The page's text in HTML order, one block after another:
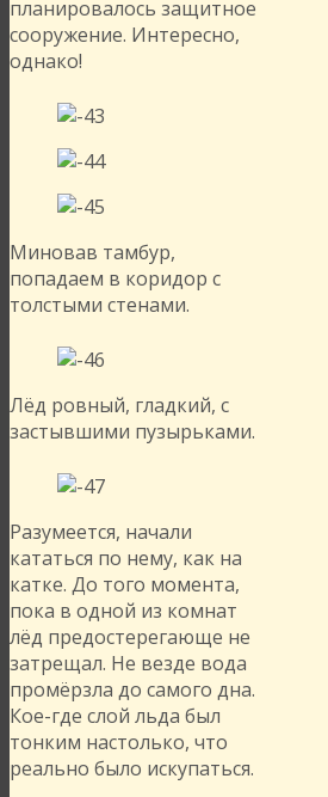
планировалось защитное
сооружение. Интересно,
однако!
Миновав тамбур,
попадаем в коридор с
толстыми стенами.
Лёд ровный, гладкий, с
застывшими пузырьками.
Разумеется, начали
кататься по нему, как на
катке. До того момента,
пока в одной из комнат
лёд предостерегающе не
затрещал. Не везде вода
промёрзла до самого дна.
Кое-где слой льда был
тонким настолько, что
реально было искупаться.